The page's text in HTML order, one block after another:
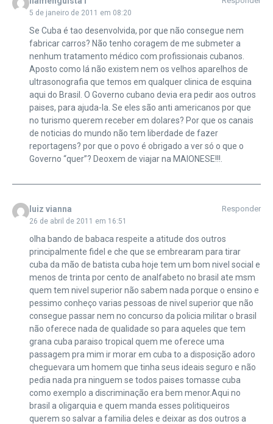
5 de janeiro de 2011 em 08:20
Se Cuba é tao desenvolvida, por que não consegue nem
fabricar carros? Não tenho coragem de me submeter a
nenhum tratamento médico com profissionais cubanos.
Aposto como lá não existem nem os velhos aparelhos de
ultrasonografia que temos em qualquer clinica de esquina
aqui do Brasil. O Governo cubano devia era pedir aos outros
paises, para ajuda-la. Se eles são anti americanos por que
no turismo querem receber em dolares? Por que os canais
de noticias do mundo não tem liberdade de fazer
reportagens? por que o povo é obrigado a ver só o que o
Governo “quer”? Deoxem de viajar na MAIONESE!!!.
luiz vianna
26 de abril de 2011 em 16:51
Responder
olha bando de babaca respeite a atitude dos outros
principalmente fidel e che que se embrearam para tirar
cuba da mão de batista cuba hoje tem um bom nivel social e
menos de trinta por cento de analfabeto no brasil ate msm
quem tem nivel superior não sabem nada porque o ensino e
pessimo conheço varias pessoas de nivel superior que não
consegue passar nem no concurso da policia militar o brasil
não oferece nada de qualidade so para aqueles que tem
grana cuba paraiso tropical quem me oferece uma
passagem pra mim ir morar em cuba to a disposição adoro
cheguevara um homem que tinha seus ideais seguro e não
pedia nada pra ninguem se todos paises tomasse cuba
como exemplo a discriminação era bem menor.Aqui no
brasil a oligarquia e quem manda esses politiqueiros
querem so salvar a familia deles e deixar as dos outros a